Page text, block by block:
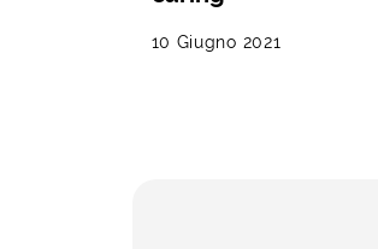
10 Giugno 2021